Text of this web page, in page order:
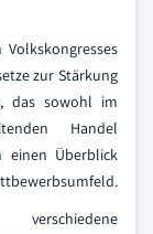
zur Stärkung
das sowohl im
Handel
einen Überblick